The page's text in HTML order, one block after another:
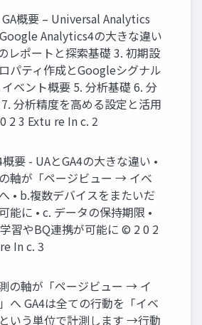
GA概要 – Universal Analytics
Analytics4の大きな違い
レポートと探索基礎 3. 初期設
パティ作成とGoogleシグナル
ベント概要 5. 分析基礎 6. 分
分析精度を高める設定と活用
2 3 Extu re In c. 2
概要 - UAとGA4の大きな違い •
軸が「ページビュー → イベ
• b.複数デバイスをまたいだ
能に • c. データの保持期限 •
習やBQ連携が可能に © 2 0 2
In c. 3
の軸が「ページビュー → イ
へ GA4は全ての行動を「イベ
いう単位で計測します →行動